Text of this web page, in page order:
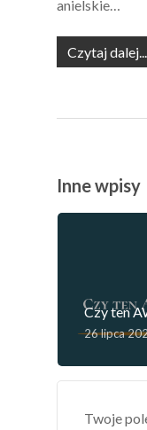
anielskie…
Czytaj dalej...
Inne wpisy
Czy ten
26 lipca
Twoje